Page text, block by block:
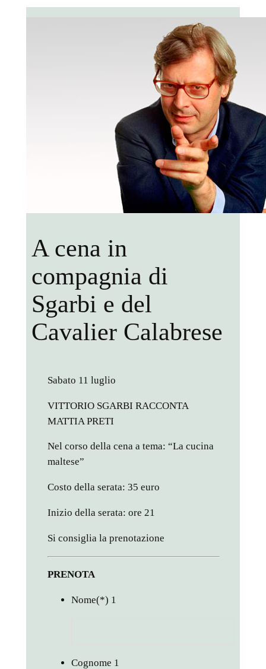
A cena in
compagnia di
Sgarbi e del
Cavalier Calabrese
Sabato 11 luglio
VITTORIO SGARBI RACCONTA
MATTIA PRETI
Nel corso della cena a tema: “La cucina
maltese”
Costo della serata: 35 euro
Inizio della serata: ore 21
Si consiglia la prenotazione
PRENOTA
Nome(*) 1
Cognome 1